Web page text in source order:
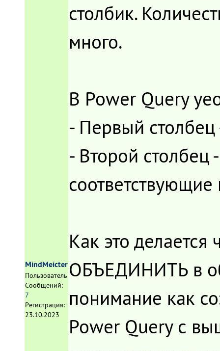
MindMeicter
Пользователь
Сообщений:
7
Регистрация:
23.10.2023
столбик.
много.
В Power Query
- Первый
- Второй столбец
Как это
ОБЪЕДИНИТЬ в
понимание как
Power Query с